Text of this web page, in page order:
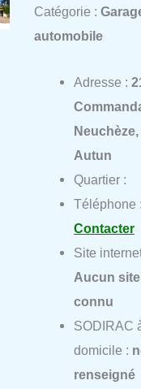
Catégorie :
automobile
Adresse :
Neuchèze,
Autun
Quartier :
Téléphone :
Contacter
Site
Aucun
connu
SODIRAC
domicile :
renseigné